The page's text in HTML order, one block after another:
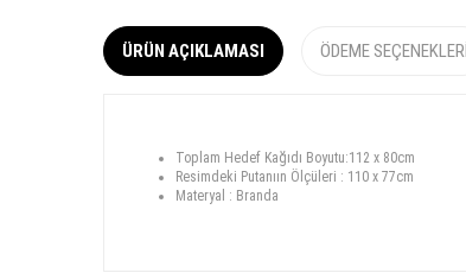
ÜRÜN AÇIKLAMASI ÖDEME SEÇENEKLERI
Toplam Hedef Kağıdı Boyutu:112 x 80cm
Resimdeki Putanıın Ölçüleri : 110 x 77cm
Materyal : Branda